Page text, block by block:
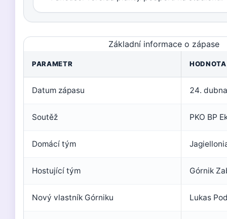
Základní informace o zápase
PARAMETR HODNOTA
Datum zápasu 24.
Soutěž PKO BP
Domácí tým
Hostující tým Górnik
Nový vlastník Górniku Lukas